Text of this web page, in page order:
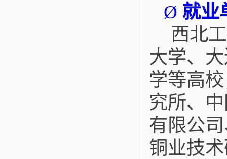
Ø 就业
西北
大学、
学等高
究所、
有限公
铜业技